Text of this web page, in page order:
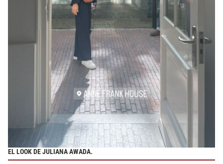
EL LOOK DE JULIANA AWADA.